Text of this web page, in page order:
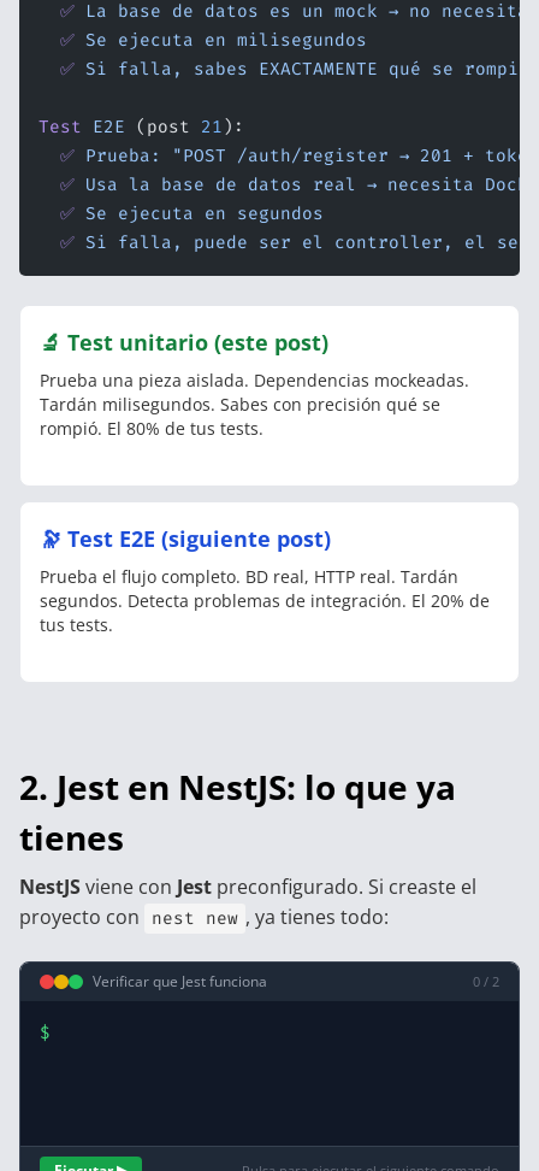
  ✅
La base de datos es un mock → no necesita
  ✅
Se ejecuta en milisegundos
  ✅
Si falla, sabes EXACTAMENTE qué se rompió
Test E2E (post 21):
  ✅
Prueba:
"POST /auth/register → 201 +
  ✅
Usa la base de datos real → necesita
  ✅
Se ejecuta en segundos
  ✅
Si falla, puede ser el controller, el
🔬 Test unitario (este post)
Prueba una pieza aislada. Dependencias mockeadas.
Tardán milisegundos. Sabes con precisión qué se
rompió. El 80% de tus tests.
🔭 Test E2E (siguiente post)
Prueba el flujo completo. BD real, HTTP real. Tardán
segundos. Detecta problemas de integración. El 20% de
tus tests.
2. Jest en NestJS: lo que ya
tienes
NestJSviene con Jest preconfigurado. Si creaste el
proyecto con
nest new , ya tienes todo:
Verificar que Jest funciona 0 / 2
$